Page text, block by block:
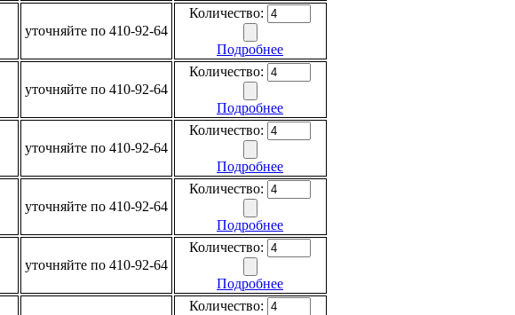
уточняйте по 410-92-64
Количество:
Подробнее
уточняйте по 410-92-64
Количество:
Подробнее
уточняйте по 410-92-64
Количество:
Подробнее
уточняйте по 410-92-64
Количество:
Подробнее
уточняйте по 410-92-64
Количество:
Подробнее
Количество: